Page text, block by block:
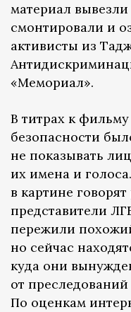
материал вывезли
смонтировали и
активисты из
«Мемориал».
В титрах к фильму
безопасности
не показывать
их имена и
в картине
представители
пережили
но сейчас
куда они
от
По оценкам